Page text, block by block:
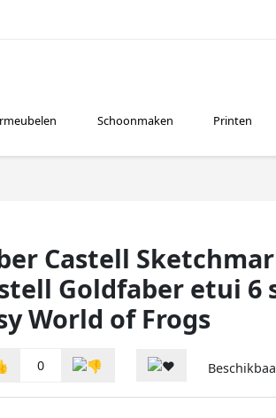
Schoonmaken Printen
Castell
Goldfaber etui 6
World of Frogs
0